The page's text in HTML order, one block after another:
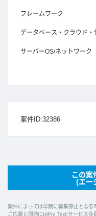
フレームワーク
データベース・クラウド・
サーバーOS/ネットワーク
案件ID:32386
この案
(エー
案件によっては早期に募集停止となる
ご応募と同時にHiPro Techサービス会